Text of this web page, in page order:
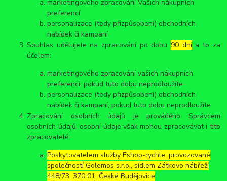
marketingového zpracování Vašich nákupních
preferencí
personalizace (tedy přizpůsobení) obchodních
nabídek či kampaní
Souhlas udělujete na zpracování po dobu 90 dnía to za
účelem:
marketingového zpracování vašich nákupních
preferencí, pokud tuto dobu neprodloužíte
personalizace (tedy přizpůsobení) obchodních
nabídek či kampaní, pokud tuto dobu neprodloužíte
Zpracování osobních údajů je prováděno Správcem
osobních údajů, osobní údaje však mohou zpracovávat i tito
zpracovatelé:
Poskytovatelem služby Eshop-rychle, provozované
společností Golemos s.r.o., sídlem Zátkovo nábřeží
448/73, 370 01, České Budějovice